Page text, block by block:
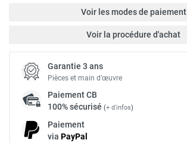
Voir les modes de paiement
Voir la procédure d'achat
Garantie 3 ans
Pièces et main d’œuvre
PaiementCB
100% sécurisé (+ d'infos)
Paiement
via PayPal